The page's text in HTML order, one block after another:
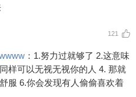
121
： 1.努力过就够了 2.这意味
样可以无视无视你的人 4. 那就
服 6.你会发现有人偷偷喜欢着